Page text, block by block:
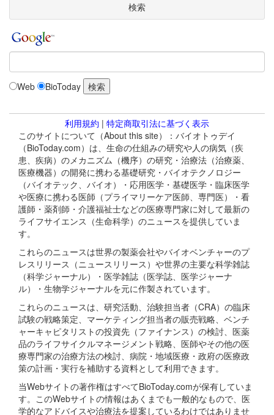
検索
Web BioToday
利用規約 | 特定商取引法に基づく表示
このサイトについて（About this site）：バイオトゥデイ
（BioToday.com）は、生命の仕組みの研究や人の病気（疾
患、疾病）のメカニズム（機序）の研究・治療法（治療薬、
医療機器）の開発に携わる基礎研究・バイオテクノロジー
（バイオテック、バイオ）・応用医学・基礎医学・臨床医学
や医療に携わる医師（プライマリーケア医師、専門医）・看
護師・薬剤師・介護福祉士などの医療専門家に対して最新の
ライフサイエンス（生命科学）のニュースを提供していま
す。
これらのニュースは世界の製薬会社やバイオベンチャーのプ
レスリリース（ニュースリリース）や世界の主要な科学雑誌
（科学ジャーナル）・医学雑誌（医学誌、医学ジャーナ
ル）・生物学ジャーナルを元に作製されています。
これらのニュースは、研究活動、治験担当者（CRA）の臨床
試験の戦略策定、マーケティング担当者の販売戦略、ベンチ
ャーキャピタリストの投資先（ファイナンス）の検討、医薬
品のライフサイクルマネージメント戦略、医師やその他の医
療専門家の治療方法の検討、病院・地域医療・政府の医療政
策の計画・実行を補助する資料として利用できます。
当Webサイトの著作権はすべてBioToday.comが保有していま
す。このWebサイトの情報はあくまでも一般的なもので、医
学的なアドバイスや治療法を提案しているわけではありませ